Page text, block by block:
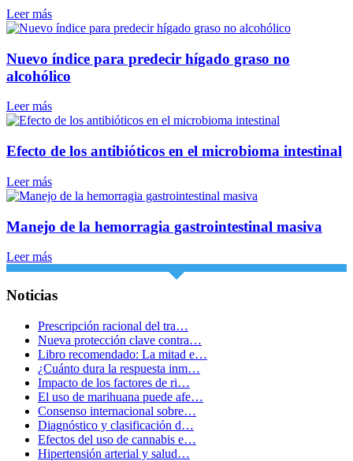
Leer más
Nuevo índice para predecir hígado graso no
alcohólico
Leer más
Efecto de los antibióticos en el microbioma intestinal
Leer más
Manejo de la hemorragia gastrointestinal masiva
Leer más
Noticias
Prescripción racional del tra…
Nueva protección clave contra…
Libro recomendado: La mitad e…
¿Cuánto dura la respuesta inm…
Impacto de los factores de ri…
El uso de marihuana puede afe…
Consenso internacional sobre…
Diagnóstico y clasificación d…
Efectos del uso de cannabis e…
Hipertensión arterial y salud…